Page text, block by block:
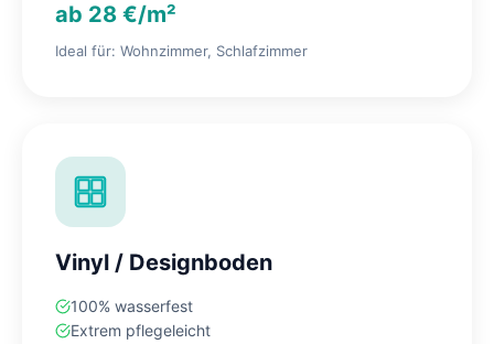
ab 28 €/m²
Ideal für: Wohnzimmer, Schlafzimmer
Vinyl / Designboden
100% wasserfest
Extrem pflegeleicht